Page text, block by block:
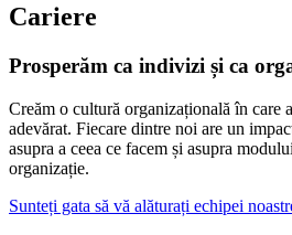
Cariere
Prosperăm ca indivizi și ca
Creăm o cultură organizațională în care
adevărat. Fiecare dintre noi are un
asupra a ceea ce facem și asupra
organizație.
Sunteți gata să vă alăturați echipei